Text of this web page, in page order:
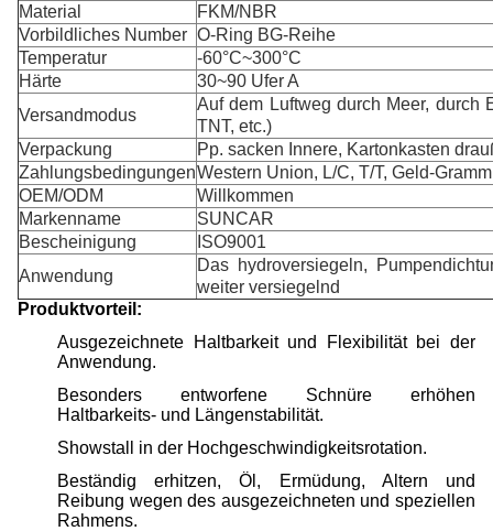
Material
FKM/NBR
Vorbildliches Number O-Ring BG-Reihe
Temperatur
-60°C~300°C
Härte
30~90 Ufer A
Versandmodus
Auf dem Luftweg durch Meer, durch
TNT, etc.)
Verpackung
Pp. sacken Innere, Kartonkasten
ZahlungsbedingungenWestern Union, L/C, T/T, Geld-
OEM/ODM
Willkommen
Markenname
SUNCAR
Bescheinigung
ISO9001
Anwendung
Das hydroversiegeln,
weiter versiegelnd
Produktvorteil:
Ausgezeichnete Haltbarkeit und Flexibilität bei der
Anwendung.
Besonders entworfene Schnüre erhöhen
Haltbarkeits- und Längenstabilität.
Showstall in der Hochgeschwindigkeitsrotation.
Beständig erhitzen, Öl, Ermüdung, Altern und
Reibung wegen des ausgezeichneten und speziellen
Rahmens.